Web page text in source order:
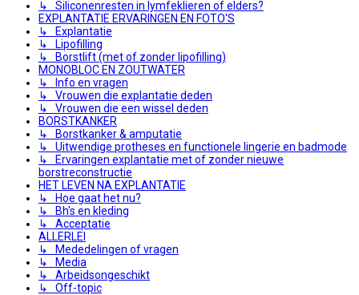
↳ Siliconenresten in lymfeklieren of elders?
EXPLANTATIE ERVARINGEN EN FOTO'S
↳ Explantatie
↳ Lipofilling
↳ Borstlift (met of zonder lipofilling)
MONOBLOC EN ZOUTWATER
↳ Info en vragen
↳ Vrouwen die explantatie deden
↳ Vrouwen die een wissel deden
BORSTKANKER
↳ Borstkanker & amputatie
↳ Uitwendige protheses en functionele lingerie en badmode
↳ Ervaringen explantatie met of zonder nieuwe
borstreconstructie
HET LEVEN NA EXPLANTATIE
↳ Hoe gaat het nu?
↳ Bh's en kleding
↳ Acceptatie
ALLERLEI
↳ Mededelingen of vragen
↳ Media
↳ Arbeidsongeschikt
↳ Off-topic